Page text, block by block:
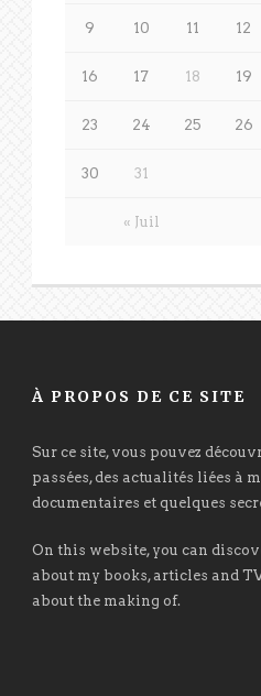
« Juil
9 10 11 12
16 17 18 19
23 24 25 26
30 31
À PROPOS DE CE SITE
Sur ce site, vous pouvez
passées, des actualités liées à
documentaires et quelques
On this website, you can
about my books, articles and
about the making of.